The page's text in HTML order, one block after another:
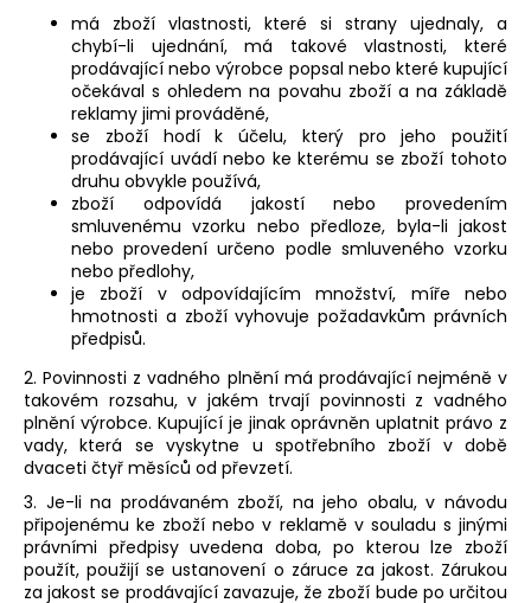
má zboží vlastnosti, které si strany ujednaly, a
chybí-li ujednání, má takové vlastnosti, které
prodávající nebo výrobce popsal nebo které kupující
očekával s ohledem na povahu zboží a na základě
reklamy jimi prováděné,
se zboží hodí k účelu, který pro jeho použití
prodávající uvádí nebo ke kterému se zboží tohoto
druhu obvykle používá,
zboží odpovídá jakostí nebo provedením
smluvenému vzorku nebo předloze, byla-li jakost
nebo provedení určeno podle smluveného vzorku
nebo předlohy,
je zboží v odpovídajícím množství, míře nebo
hmotnosti a zboží vyhovuje požadavkům právních
předpisů.
2. Povinnosti z vadného plnění má prodávající nejméně v
takovém rozsahu, v jakém trvají povinnosti z vadného
plnění výrobce. Kupující je jinak oprávněn uplatnit právo z
vady, která se vyskytne u spotřebního zboží v době
dvaceti čtyř měsíců od převzetí.
3. Je-li na prodávaném zboží, na jeho obalu, v návodu
připojenému ke zboží nebo v reklamě v souladu s jinými
právními předpisy uvedena doba, po kterou lze zboží
použít, použijí se ustanovení o záruce za jakost. Zárukou
za jakost se prodávající zavazuje, že zboží bude po určitou